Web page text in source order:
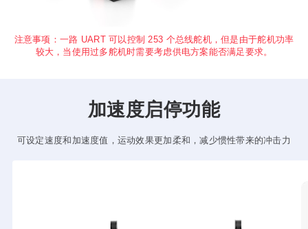
注意事项：一路 UART 可以控制 253 个总线舵机，但是由于舵机功率
较大，当使用过多舵机时需要考虑供电方案能否满足要求。
加速度启停功能
可设定速度和加速度值，运动效果更加柔和，减少惯性带来的冲击力